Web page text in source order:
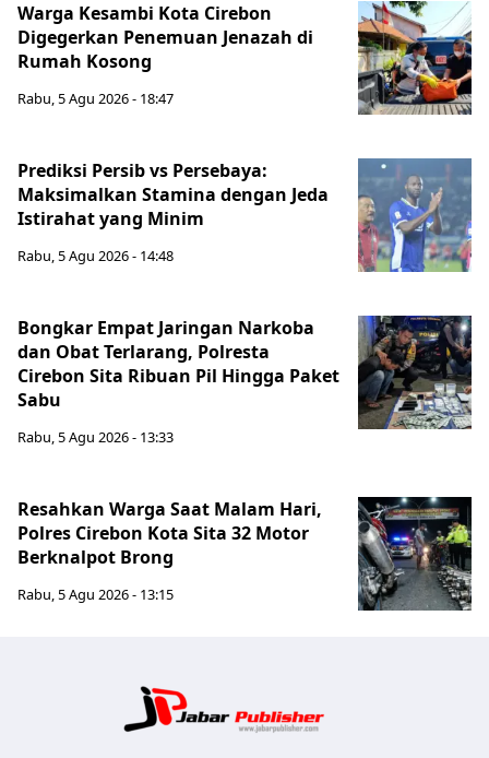
Warga Kesambi Kota Cirebon
Digegerkan Penemuan Jenazah di
Rumah Kosong
Rabu, 5 Agu 2026 - 18:47
Prediksi Persib vs Persebaya:
Maksimalkan Stamina dengan Jeda
Istirahat yang Minim
Rabu, 5 Agu 2026 - 14:48
Bongkar Empat Jaringan Narkoba
dan Obat Terlarang, Polresta
Cirebon Sita Ribuan Pil Hingga Paket
Sabu
Rabu, 5 Agu 2026 - 13:33
Resahkan Warga Saat Malam Hari,
Polres Cirebon Kota Sita 32 Motor
Berknalpot Brong
Rabu, 5 Agu 2026 - 13:15